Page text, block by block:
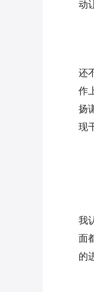
动
还
作
扬
现
我
面
的